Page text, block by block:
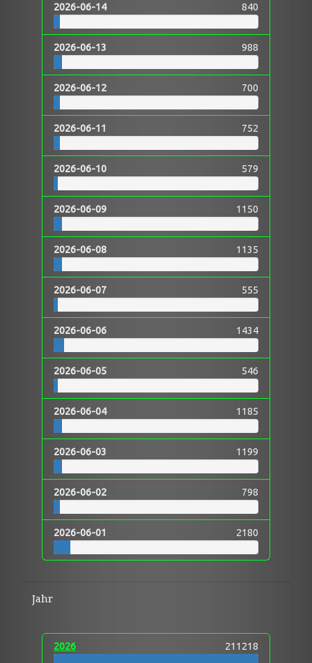
2026-06-14 840
2026-06-13 988
2026-06-12 700
2026-06-11 752
2026-06-10 579
2026-06-09 1150
2026-06-08 1135
2026-06-07 555
2026-06-06 1434
2026-06-05 546
2026-06-04 1185
2026-06-03 1199
2026-06-02 798
2026-06-01 2180
Jahr
2026 211218